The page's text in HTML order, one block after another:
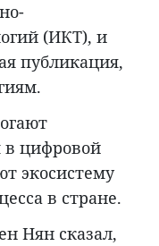
(ИКТ), и
публикация,
цифровой
экосистему
в стране.
Нян сказал,